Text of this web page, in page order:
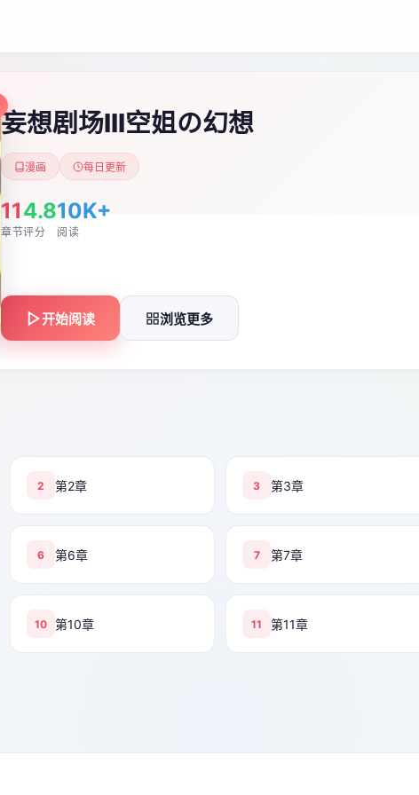
妄想剧场III空姐の幻想
漫画 每日更新
11
章节
4.8
评分
10K+
阅读
开始阅读 浏览更多
2 第2章 3 第3章
6 第6章 7 第7章
10 第10章 11 第11章